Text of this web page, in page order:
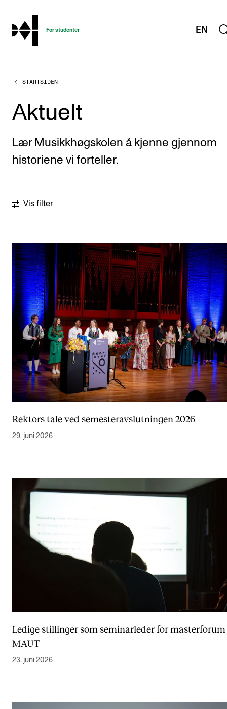
hjem
For studenter EN
STUDIENE
Eksamen, arbeidskrav og vitnemål
Studieplaner og emner
Studiekalender
Tilrettelegging og fritak
KONSERTER
Gjennomføre konserter og arrangementer
Plakat, program og markedsføring
Offentlige konserter
Interne konserter og arrangementer
Låne utstyr
PRAKTISK
Canvas
STUDENTLIV
Læringsressurser
Si ifra!
Betalte spilleoppdrag
Mangfold og likestilling
AKTUELT
Arrangementer
Etter noter nyhetsbrev
STARTSIDEN
Aktuelt
Lær Musikkhøgskolen å kjenne gjennom
historiene vi forteller.
Vis filter
Rektors tale ved semesteravslutningen 2026
29. juni 2026
Ledige stillinger som seminarleder for
MAUT
23. juni 2026